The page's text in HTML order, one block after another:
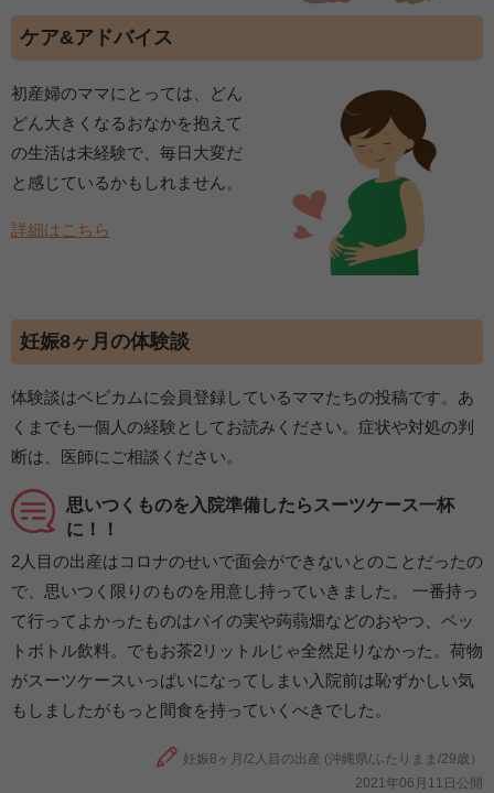
ケア&アドバイス
初産婦のママにとっては、どん
どん大きくなるおなかを抱えて
の生活は未経験で、毎日大変だ
と感じているかもしれません。
詳細はこちら
妊娠8ヶ月の体験談
体験談はベビカムに会員登録しているママたちの投稿です。あ
くまでも一個人の経験としてお読みください。症状や対処の判
断は、医師にご相談ください。
思いつくものを入院準備したらスーツケース一杯
に！！
2人目の出産はコロナのせいで面会ができないとのことだったの
で、思いつく限りのものを用意し持っていきました。 一番持っ
て行ってよかったものはパイの実や蒟蒻畑などのおやつ、ペッ
トボトル飲料。でもお茶2リットルじゃ全然足りなかった。荷物
がスーツケースいっぱいになってしまい入院前は恥ずかしい気
もしましたがもっと間食を持っていくべきでした。
妊娠8ヶ月/2人目の出産 (沖縄県/ふたりまま/29歳）
2021年06月11日公開